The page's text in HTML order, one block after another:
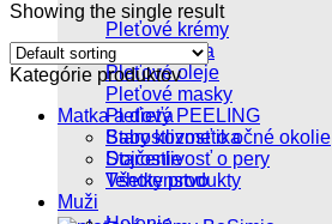
Pleťové krémy
Pleťové séra
Pleťové oleje
Pleťové masky
Pleťový PEELING
Starostlivosť o očné okolie
Starostlivosť o pery
Všetky produkty
Showing the single result
Kategórie produktov
Matka a dieťa
Baby kozmetika
Dojčenie
Tehotenstvo
Muži